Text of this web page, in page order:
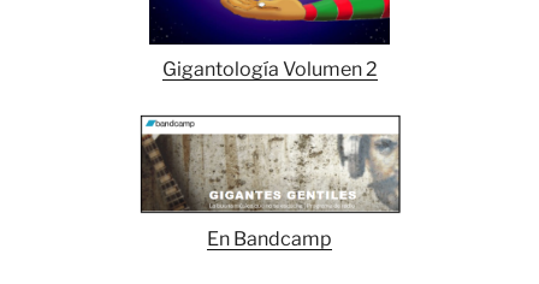
Gigantología Volumen 2
En Bandcamp